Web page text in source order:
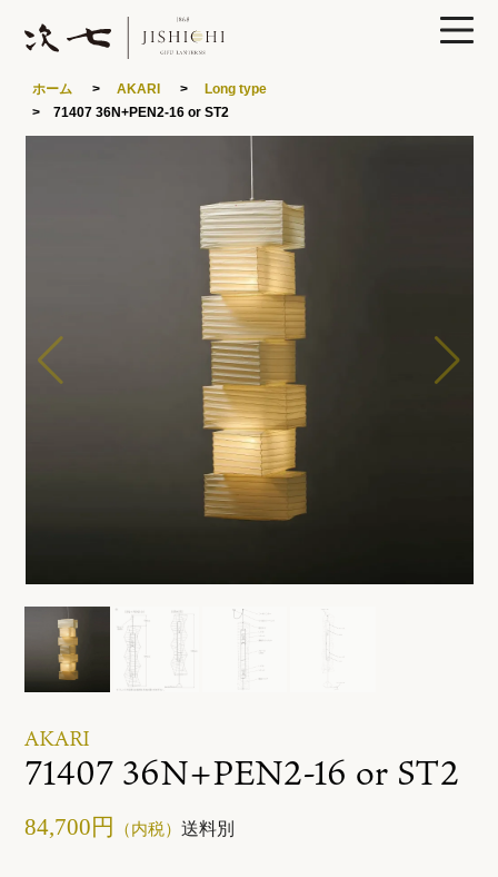
特集
ホーム > AKARI >
Long type
> 71407 36N+PEN2-16 or ST2
AKARI
71407 36N+PEN2-16 or ST2
84,700円 （内税）送料別